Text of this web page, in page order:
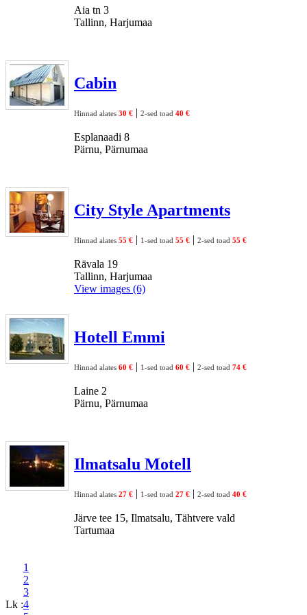
Aia tn 3
Tallinn, Harjumaa
Cabin
Hinnad alates 30 € | 2-sed toad 40 €
Esplanaadi 8
Pärnu, Pärnumaa
City Style Apartments
Hinnad alates 55 € | 1-sed toad 55 € | 2-sed toad 55 €
Rävala 19
Tallinn, Harjumaa
View images (6)
Hotell Emmi
Hinnad alates 60 € | 1-sed toad 60 € | 2-sed toad 74 €
Laine 2
Pärnu, Pärnumaa
Ilmatsalu Motell
Hinnad alates 27 € | 1-sed toad 27 € | 2-sed toad 40 €
Järve tee 15, Ilmatsalu, Tähtvere vald
Tartumaa
Lk :
1
2
3
4